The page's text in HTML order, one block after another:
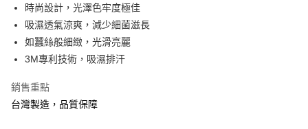
上海商業儲蓄銀行
國泰世華商業銀行
臺灣中小企業銀行
匯豐（台灣）商業銀行
聯邦商業銀行
元大商業銀行
台新國際商業銀行
LINE Pay
Apple Pay
悠遊付
Google Pay
全盈+PAY
時尚設計，光澤色牢度極佳
吸濕透氣涼爽，減少細菌滋長
如蠶絲般細緻，光滑亮麗
3M專利技術，吸濕排汗
銷售重點
台灣製造，品質保障